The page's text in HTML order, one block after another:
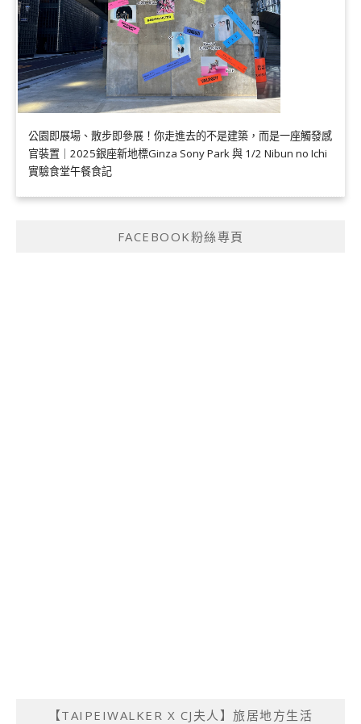
公園即展場、散步即參展！你走進去的不是建築，而是一座觸發感
官裝置｜2025銀座新地標Ginza Sony Park 與 1/2 Nibun no Ichi
實驗食堂午餐食記
FACEBOOK粉絲專頁
【TAIPEIWALKER X CJ夫人】旅居地方生活